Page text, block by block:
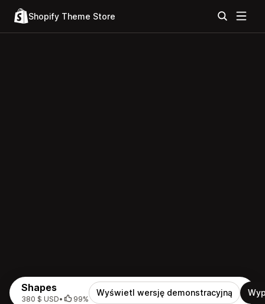
Shopify Theme Store
Shapes
380 $ USD• 99%
Wyświetl wersję demonstracyjną